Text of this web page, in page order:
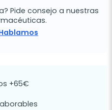
Pide consejo a nuestras
+65€